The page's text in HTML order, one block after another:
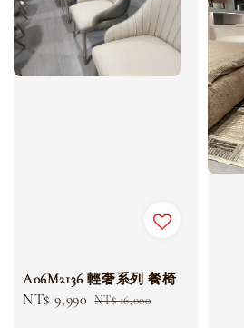
A06M2136 輕奢系列 餐椅
Sale
NT$ 9,990 Regular
NT$ 16,000